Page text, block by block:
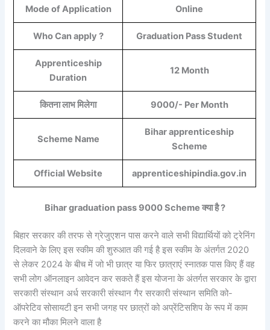
Mode of Application Online
Who Can apply ? Graduation Pass Student
Apprenticeship
Duration
12 Month
कितना लाभ मिलेगा 9000/- Per Month
Scheme Name
Bihar apprenticeship
Scheme
Official Website apprenticeshipindia.gov.in
Bihar graduation pass 9000 Scheme क्या है ?
बिहार सरकार की तरफ से ग्रेजुएशन पास करने वाले सभी विद्यार्थियों को ट्रेनिंग
दिलवाने के लिए इस स्कीम की शुरुआत की गई है इस स्कीम के अंतर्गत 2020
से लेकर 2024 के बीच में जो भी छात्र या फिर छात्राएं स्नातक पास किए हैं वह
सभी लोग ऑनलाइन आवेदन कर सकते हैं इस योजना के अंतर्गत सरकार के द्वारा
सरकारी संस्थान अर्ध सरकारी संस्थान गैर सरकारी संस्थान समिति को-
ऑपरेटिव सोसायटी इन सभी जगह पर छात्रों कोअप्रेंटिसशिप के रूप में काम
करने का मौका मिलने वाला है